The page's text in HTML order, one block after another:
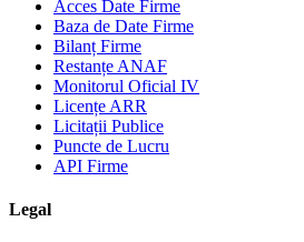
Acces Date Firme
Baza de Date Firme
Bilanț Firme
Restanțe ANAF
Monitorul Oficial IV
Licențe ARR
Licitații Publice
Puncte de Lucru
API Firme
Legal